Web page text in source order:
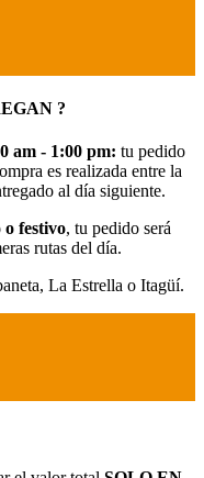
?
am - 1:00 pm: tu pedido
es realizada entre la
al día siguiente.
festivo, tu pedido será
rutas del día.
La Estrella o Itagüí.